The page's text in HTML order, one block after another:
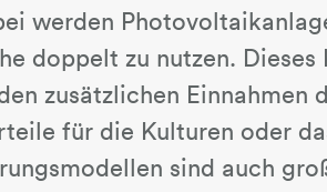
werden
doppelt zu nutzen. Dieses
zusätzlichen Einnahmen
für die Kulturen oder
sind auch